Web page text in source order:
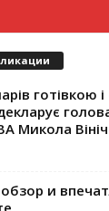
готівкою
Микола
и